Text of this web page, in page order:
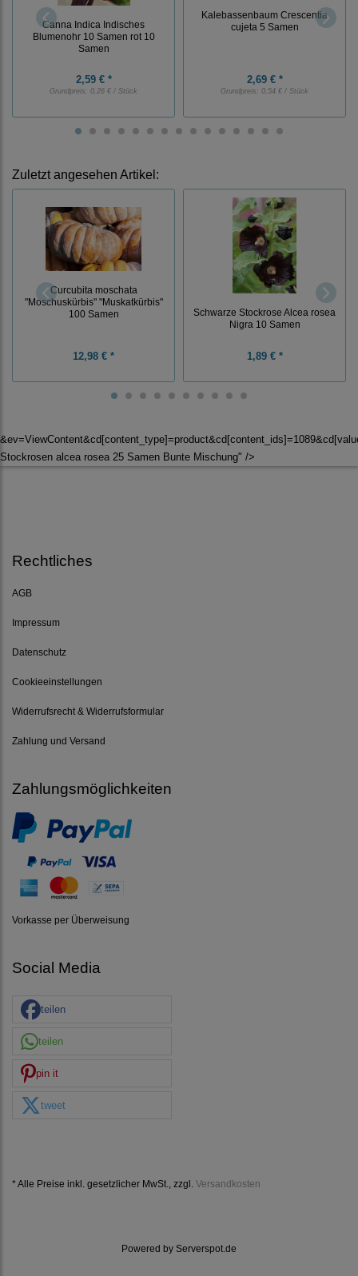
Canna Indica Indisches
Blumenohr 10 Samen rot 10
Samen
2,59 € *
Grundpreis: 0,26 € / Stück
Kalebassenbaum Crescentia
cujeta 5 Samen
2,69 € *
Grundpreis: 0,54 € / Stück
Zuletzt angesehen Artikel:
Curcubita moschata
"Moschuskürbis" "Muskatkürbis"
100 Samen
12,98 € *
Schwarze Stockrose Alcea rosea
Nigra 10 Samen
1,89 € *
Stockrosen alcea rosea 25 Samen Bunte Mischung" />
Rechtliches
AGB
Impressum
Datenschutz
Cookieeinstellungen
Widerrufsrecht & Widerrufsformular
Zahlung und Versand
Zahlungsmöglichkeiten
Vorkasse per Überweisung
Social Media
teilen
teilen
pin it
tweet
* Alle Preise inkl. gesetzlicher MwSt., zzgl. Versandkosten
Powered by Serverspot.de